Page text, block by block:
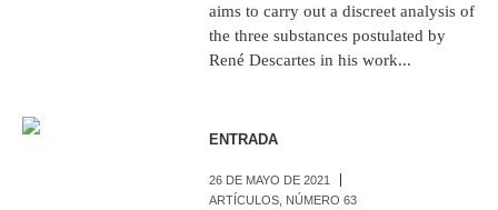
aims to carry out a discreet analysis of
the three substances postulated by
René Descartes in his work...
ENTRADA
26 DE MAYO DE 2021
ARTÍCULOS NÚMERO 63